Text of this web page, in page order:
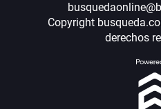
Copyright
derechos